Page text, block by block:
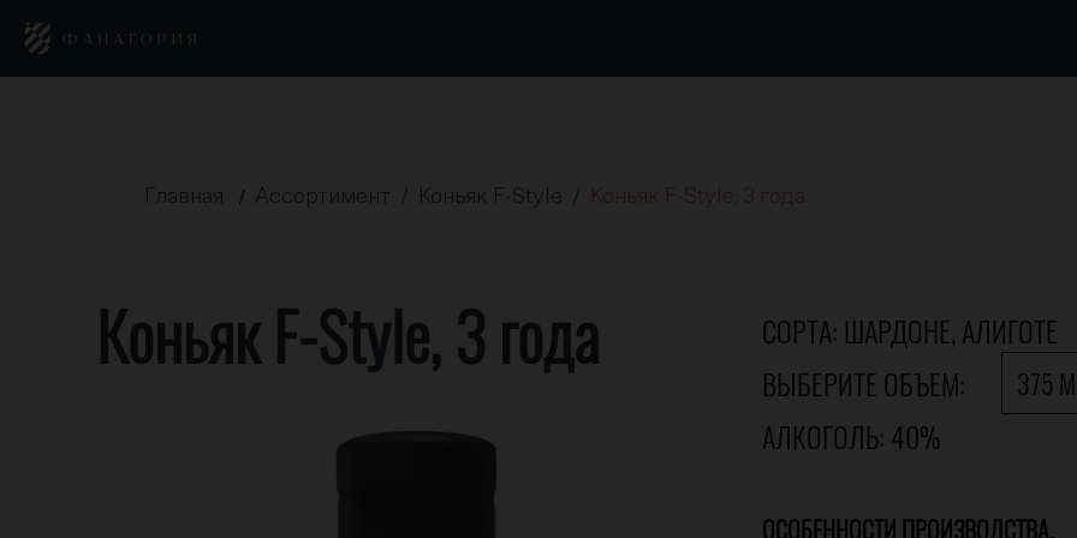
Главная / Ассортимент / Коньяк F-Style / Коньяк F-Style, 3 года
Коньяк F-Style, 3 года
СОРТА: ШАРДОНЕ, АЛИГОТЕ
ВЫБЕРИТЕ ОБЪЕМ:
375
АЛКОГОЛЬ: 40%
ОСОБЕННОСТИ ПРОИЗВОДСТВА.